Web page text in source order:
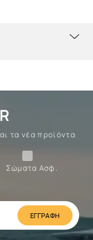
τα νέα προϊόντα
Σώματα Ασφ.